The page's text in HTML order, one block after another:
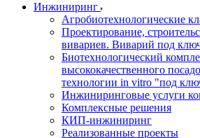
Инжиниринг
Агробиотехнологические
Проектирование,
вивариев. Виварий под
Биотехнологический
высококачественного
технологии in vitro "под
Инжиниринговые услуги
Комплексные решения
КИП-инжиниринг
Реализованные проекты